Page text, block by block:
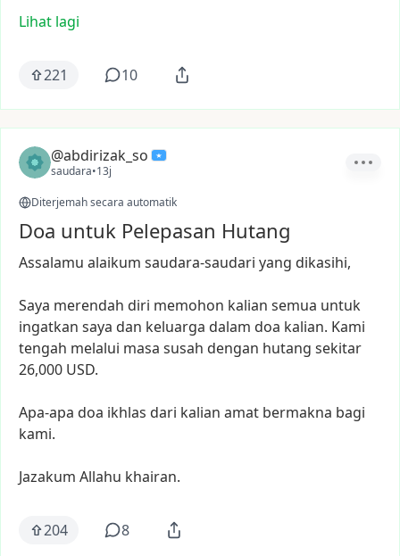
Lihat lagi
221 10
@abdirizak_so
saudara•13j
Diterjemah secara automatik
Doa untuk Pelepasan Hutang
Assalamu alaikum saudara-saudari yang dikasihi,
Saya merendah diri memohon kalian semua untuk
ingatkan saya dan keluarga dalam doa kalian. Kami
tengah melalui masa susah dengan hutang sekitar
26,000 USD.
Apa-apa doa ikhlas dari kalian amat bermakna bagi
kami.
Jazakum Allahu khairan.
204 8